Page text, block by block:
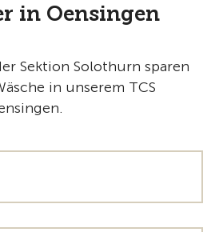
in Oensingen
Sektion Solothurn sparen
in unserem TCS